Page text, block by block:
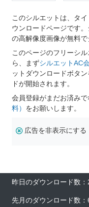
このシルエットは、タ
ウンロードページです
の高解像度画像が無料で
このページのフリーシ
ら、まずシルエットAC
ットダウンロードボタ
ドが開始されます。
会員登録がまだお済みで
料） をお願いします。
広告を非表示にする
昨日のダウンロード数
先月のダウンロード数